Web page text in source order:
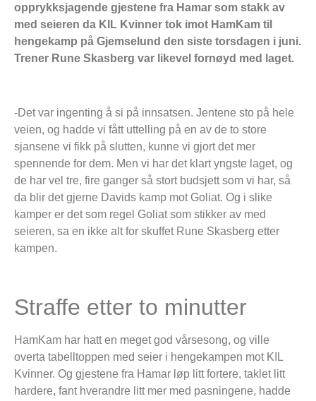
opprykksjagende gjestene fra Hamar som stakk av
med seieren da KIL Kvinner tok imot HamKam til
hengekamp på Gjemselund den siste torsdagen i juni.
Trener Rune Skasberg var likevel fornøyd med laget.
-Det var ingenting å si på innsatsen. Jentene sto på hele
veien, og hadde vi fått uttelling på en av de to store
sjansene vi fikk på slutten, kunne vi gjort det mer
spennende for dem. Men vi har det klart yngste laget, og
de har vel tre, fire ganger så stort budsjett som vi har, så
da blir det gjerne Davids kamp mot Goliat. Og i slike
kamper er det som regel Goliat som stikker av med
seieren, sa en ikke alt for skuffet Rune Skasberg etter
kampen.
Straffe etter to minutter
HamKam har hatt en meget god vårsesong, og ville
overta tabelltoppen med seier i hengekampen mot KIL
Kvinner. Og gjestene fra Hamar løp litt fortere, taklet litt
hardere, fant hverandre litt mer med pasningene, hadde